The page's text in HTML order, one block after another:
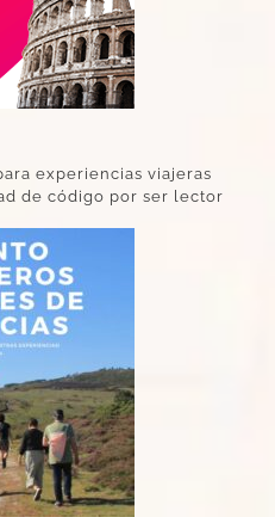
experiencias viajeras
de código por ser lector